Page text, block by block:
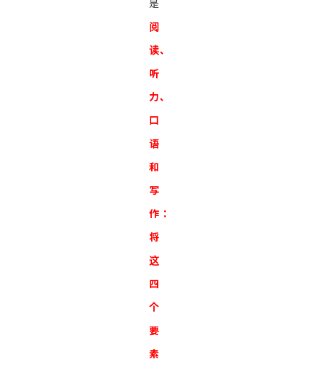
是
阅
读、
听
力、
口
语
和
写
作：
将
这
四
个
要
素